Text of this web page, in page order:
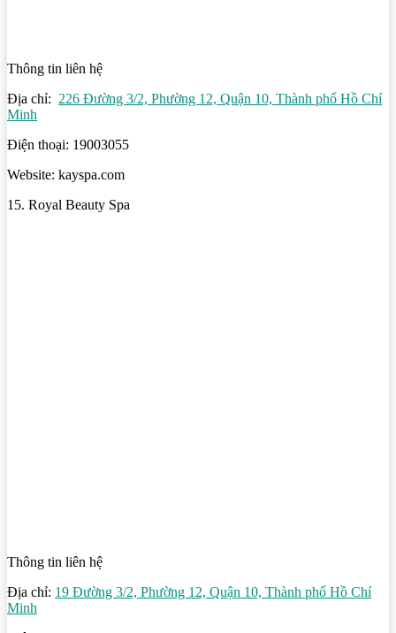
Thông tin liên hệ
Địa chỉ: 226 Đường 3/2, Phường 12, Quận 10, Thành phố Hồ Chí
Minh
Điện thoại: 19003055
Website: kayspa.com
15. Royal Beauty Spa
Thông tin liên hệ
Địa chỉ: 19 Đường 3/2, Phường 12, Quận 10, Thành phố Hồ Chí
Minh